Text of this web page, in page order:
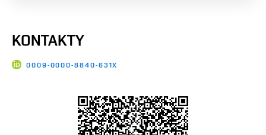
KONTAKTY
0009-0000-8840-631X